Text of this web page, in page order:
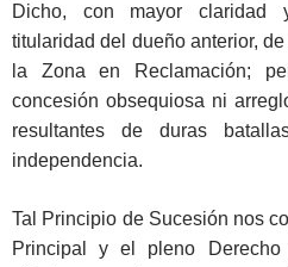
Dicho, con mayor claridad
titularidad del dueño anterior,
la Zona en Reclamación;
concesión obsequiosa ni
resultantes de duras
independencia.
Tal Principio de Sucesión nos
Principal y el pleno